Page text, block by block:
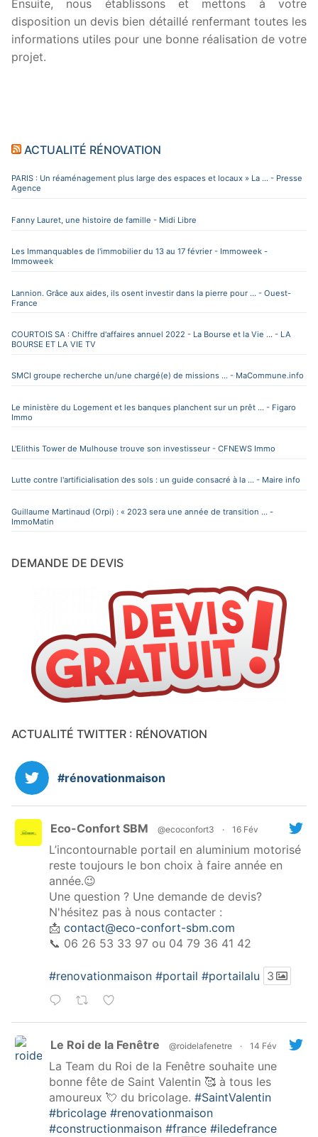
Ensuite, nous établissons et mettons à votre
disposition un devis bien détaillé renfermant toutes les
informations utiles pour une bonne réalisation de votre
projet.
ACTUALITÉ RÉNOVATION
PARIS : Un réaménagement plus large des espaces et locaux » La ... - Presse
Agence
Fanny Lauret, une histoire de famille - Midi Libre
Les Immanquables de l'immobilier du 13 au 17 février - Immoweek -
Immoweek
Lannion. Grâce aux aides, ils osent investir dans la pierre pour ... - Ouest-
France
COURTOIS SA : Chiffre d'affaires annuel 2022 - La Bourse et la Vie ... - LA
BOURSE ET LA VIE TV
SMCI groupe recherche un/une chargé(e) de missions ... - MaCommune.info
Le ministère du Logement et les banques planchent sur un prêt ... - Figaro
Immo
L'Elithis Tower de Mulhouse trouve son investisseur - CFNEWS Immo
Lutte contre l'artificialisation des sols : un guide consacré à la ... - Maire info
Guillaume Martinaud (Orpi) : « 2023 sera une année de transition ... -
ImmoMatin
DEMANDE DE DEVIS
ACTUALITÉ TWITTER : RÉNOVATION
#rénovationmaison
Eco-Confort SBM @ecoconfort3 · 16 Fév
L’incontournable portail en aluminium motorisé
reste toujours le bon choix à faire année en
année.😉
Une question ? Une demande de devis?
N'hésitez pas à nous contacter :
📩 contact@eco-confort-sbm.com
📞 06 26 53 33 97 ou 04 79 36 41 42
#renovationmaison #portail #portailalu 3
Le Roi de la Fenêtre @roidelafenetre · 14 Fév
La Team du Roi de la Fenêtre souhaite une
bonne fête de Saint Valentin 🥰 à tous les
amoureux 💘 du bricolage. #SaintValentin
#bricolage #renovationmaison
#constructionmaison #france #iledefrance